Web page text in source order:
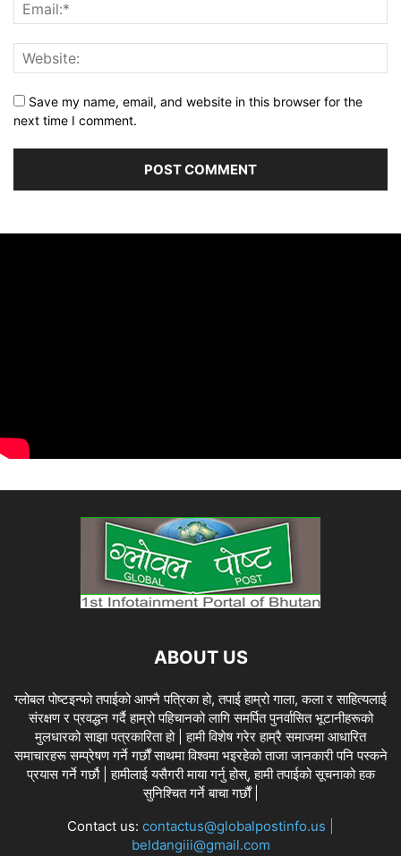
Save my name, email, and website in this browser for the
next time I comment.
ABOUT US
ग्लोबल पोष्टइन्फो तपाईको आफ्नै पत्रिका हो, तपाई हाम्रो गाला, कला र साहित्यलाई
संरक्षण र प्रवद्धन गर्दै हाम्रो पहिचानको लागि समर्पित पुनर्वासित भूटानीहरूको
मुलधारको साझा पत्रकारिता हो | हामी विशेष गरेर हाम्रै समाजमा आधारित
समाचारहरू सम्प्रेषण गर्ने गर्छौं साथमा विश्वमा भइरहेको ताजा जानकारी पनि पस्कने
प्रयास गर्ने गर्छौ | हामीलाई यसैगरी माया गर्नु होस्, हामी तपाईको सूचनाको हक
सुनिश्चित गर्ने बाचा गर्छौं |
Contact us: contactus@globalpostinfo.us |
beldangiii@gmail.com